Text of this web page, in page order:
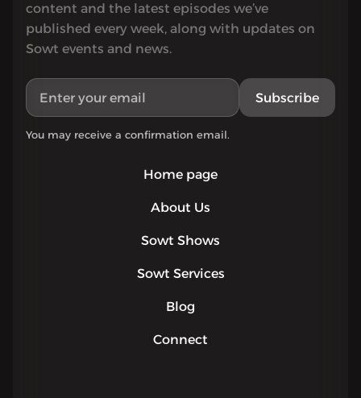
Home page
About Us
Sowt Shows
Sowt Services
Blog
Connect
content and the latest episodes we’ve
published every week, along with updates on
Sowt events and news.
Subscribe
You may receive a confirmation email.